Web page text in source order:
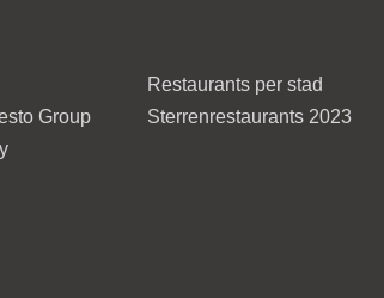
Group
Restaurants per stad
Sterrenrestaurants 2023